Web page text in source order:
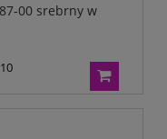
00 srebrny w
10